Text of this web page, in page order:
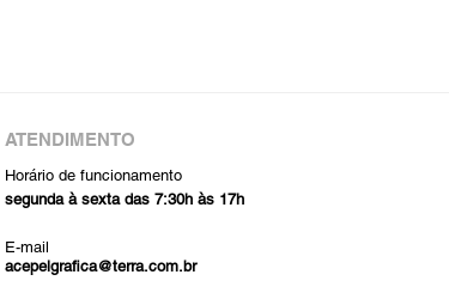
ATENDIMENTO
Horário de funcionamento
segunda à sexta das 7:30h às 17h
E-mail
acepelgrafica@terra.com.br